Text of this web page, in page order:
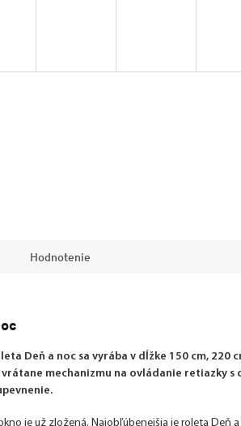
Hodnotenie
Deň a noc sa vyrába v dĺžke 150 cm, 220
mechanizmu na ovládanie retiazky s
je už zložená. Najobľúbenejšia je roleta Deň